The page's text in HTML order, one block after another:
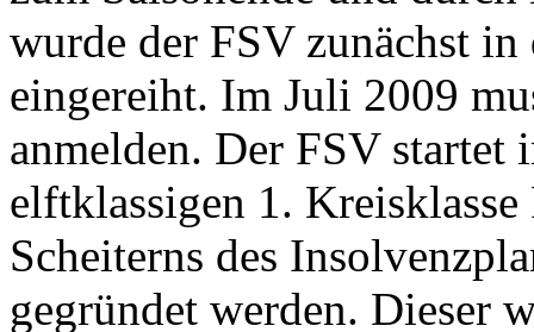
wurde der FSV zunächst
eingereiht. Im Juli 2009
anmelden. Der FSV startet
elftklassigen 1.
Scheiterns des
gegründet werden. Dieser